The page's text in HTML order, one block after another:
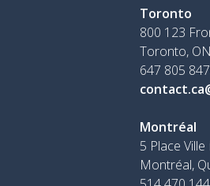
Toronto
800 123
Toronto, ON
647 805
Montréal
5 Place
Montréal,